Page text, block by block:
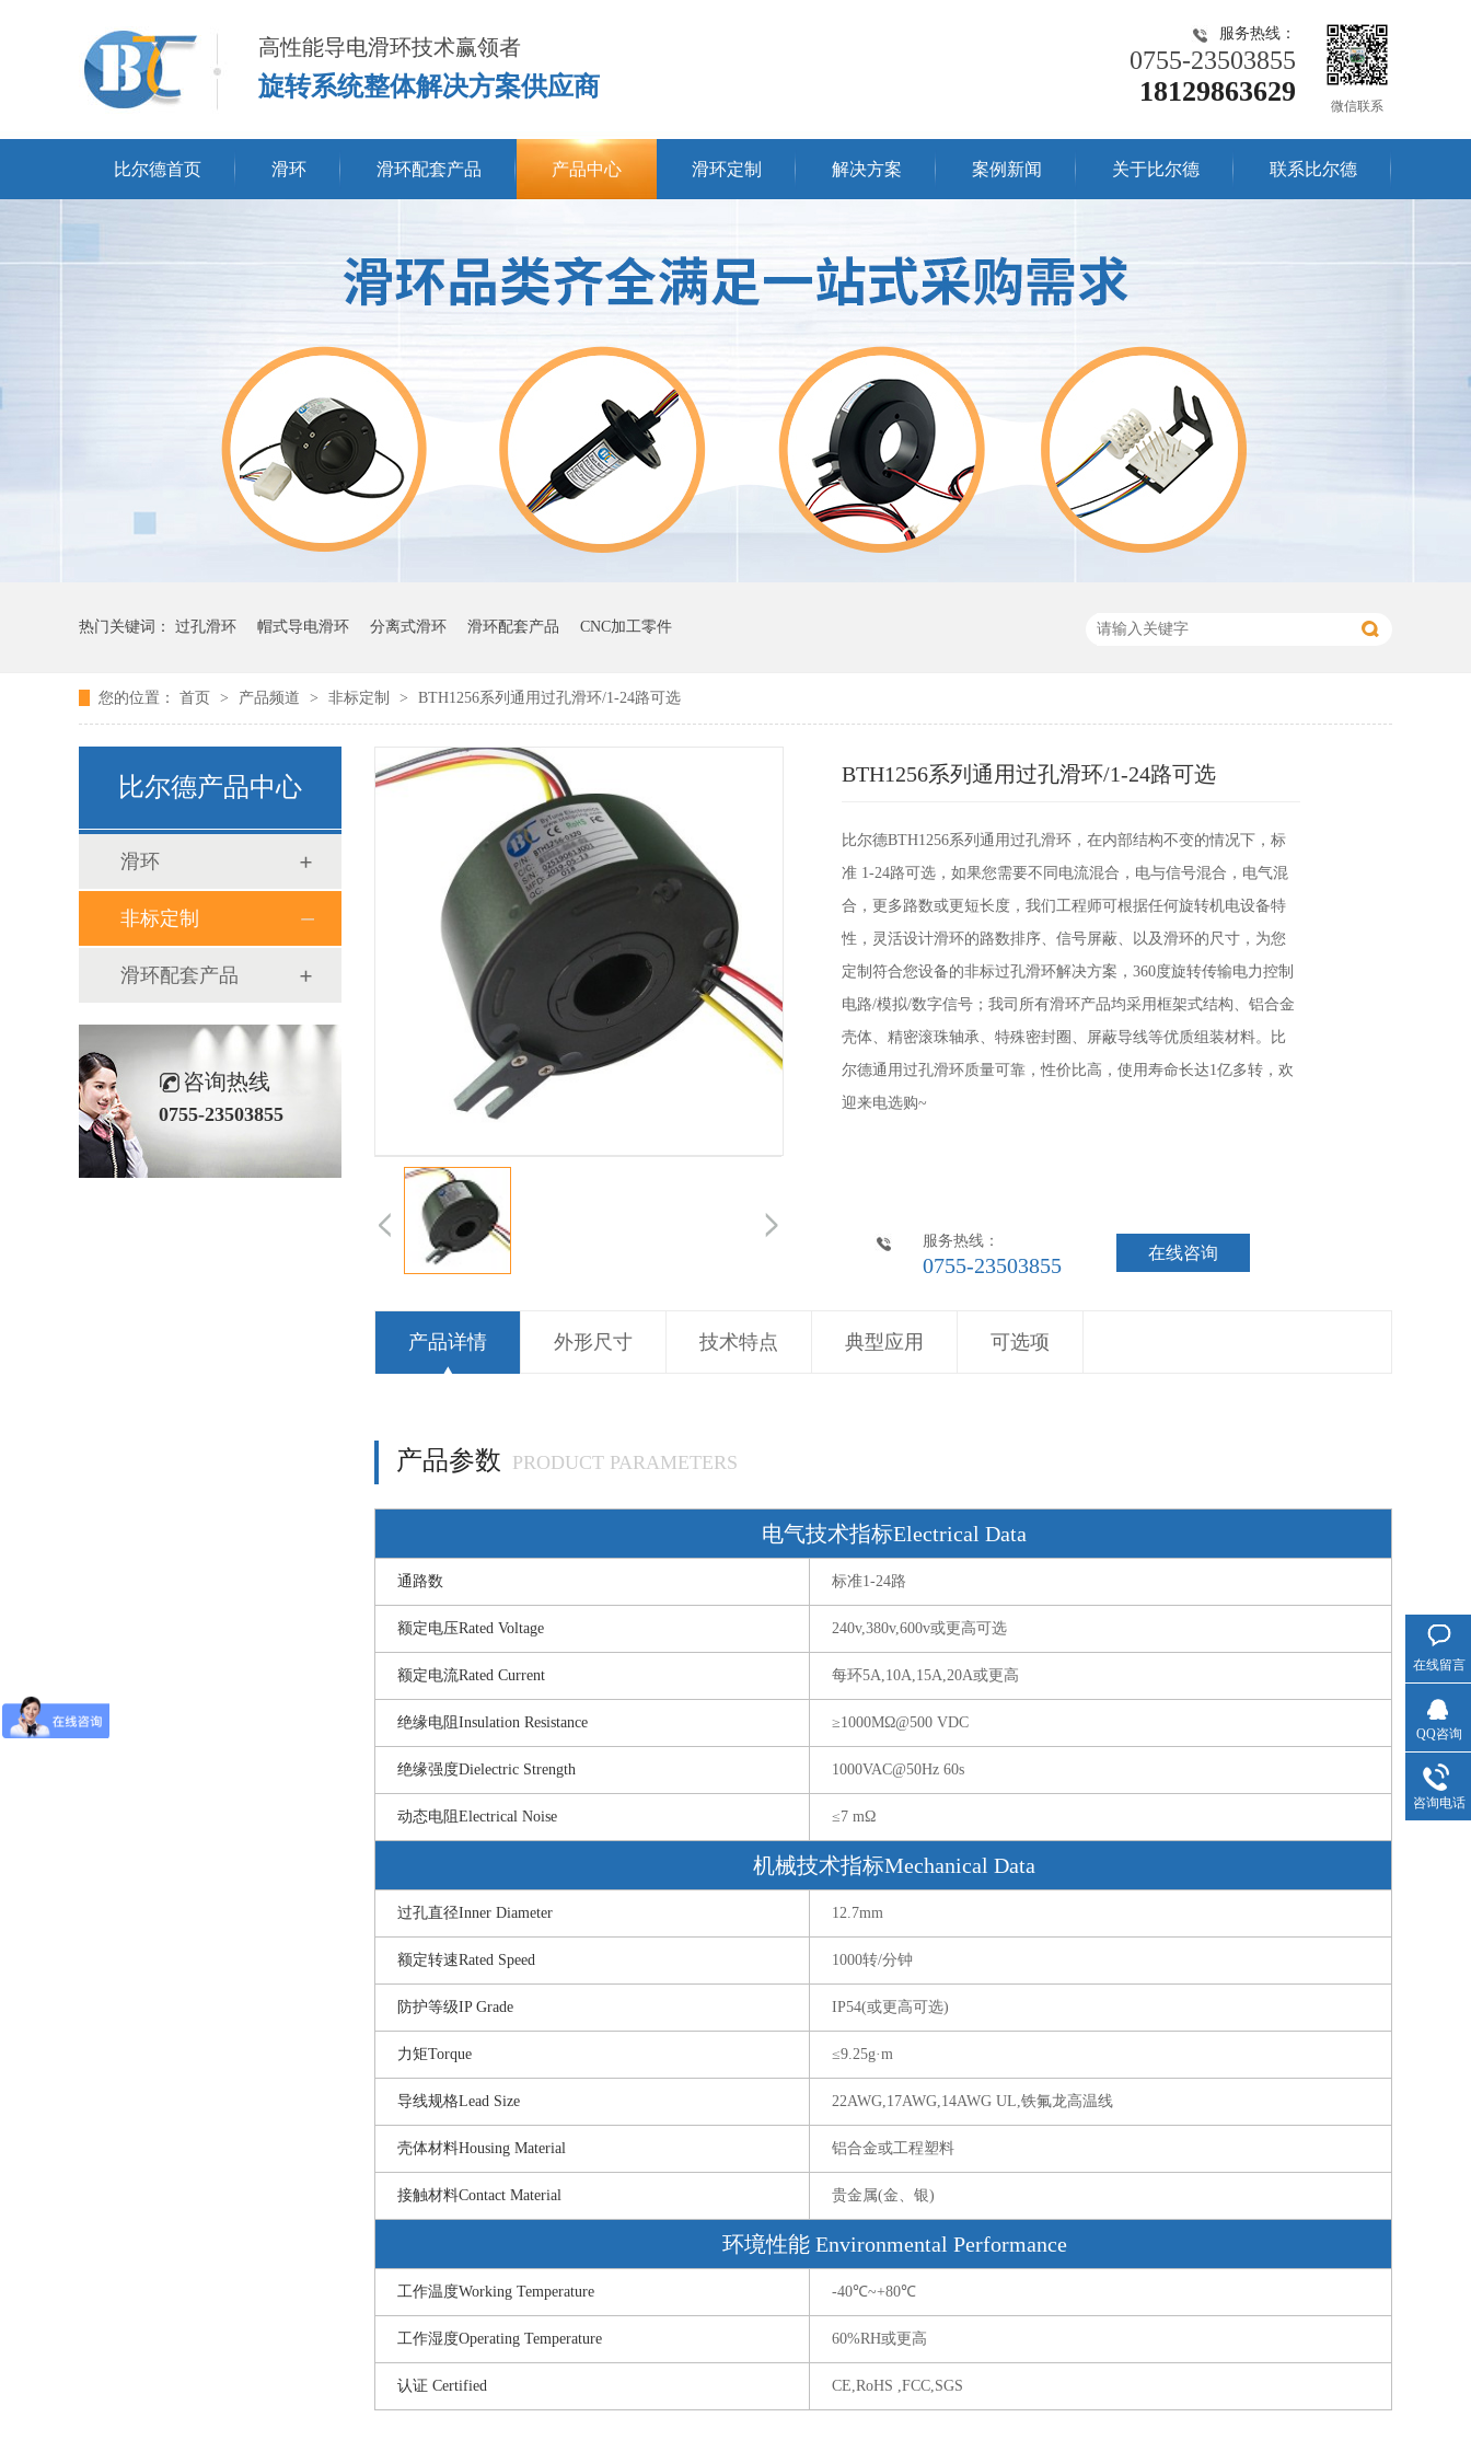
高性能导电滑环技术赢领者
旋转系统整体解决方案供应商
服务热线：
0755-23503855
18129863629 微信联系
比尔德首页 滑环 滑环配套产品 产品中心 滑环定制 解决方案 案例新闻 关于比尔德 联系比尔德
热门关键词： 过孔滑环 帽式导电滑环 分离式滑环 滑环配套产品 CNC加工零件
您的位置： 首页 > 产品频道 > 非标定制 > BTH1256系列通用过孔滑环/1-24路可选
比尔德产品中心
滑环
非标定制
滑环配套产品
咨询热线
0755-23503855
BTH1256系列通用过孔滑环/1-24路可选
比尔德BTH1256系列通用过孔滑环，在内部结构不变的情况下，标
准 1-24路可选，如果您需要不同电流混合，电与信号混合，电气混
合，更多路数或更短长度，我们工程师可根据任何旋转机电设备特
性，灵活设计滑环的路数排序、信号屏蔽、以及滑环的尺寸，为您
定制符合您设备的非标过孔滑环解决方案，360度旋转传输电力控制
电路/模拟/数字信号；我司所有滑环产品均采用框架式结构、铝合金
壳体、精密滚珠轴承、特殊密封圈、屏蔽导线等优质组装材料。比
尔德通用过孔滑环质量可靠，性价比高，使用寿命长达1亿多转，欢
迎来电选购~
服务热线：
0755-23503855
在线咨询
产品详情 外形尺寸 技术特点 典型应用 可选项
产品参数 PRODUCT PARAMETERS
电气技术指标Electrical Data
通路数 标准1-24路
额定电压Rated Voltage 240v,380v,600v或更高可选
额定电流Rated Current 每环5A,10A,15A,20A或更高
绝缘电阻Insulation Resistance ≥1000MΩ@500 VDC
绝缘强度Dielectric Strength 1000VAC@50Hz 60s
动态电阻Electrical Noise ≤7 mΩ
机械技术指标Mechanical Data
过孔直径Inner Diameter 12.7mm
额定转速Rated Speed 1000转/分钟
防护等级IP Grade IP54(或更高可选)
力矩Torque ≤9.25g·m
导线规格Lead Size 22AWG,17AWG,14AWG UL,铁氟龙高温线
壳体材料Housing Material 铝合金或工程塑料
接触材料Contact Material 贵金属(金、银)
环境性能 Environmental Performance
工作温度Working Temperature -40℃~+80℃
工作湿度Operating Temperature 60%RH或更高
认证 Certified CE,RoHS ,FCC,SGS
在线留言
QQ咨询
咨询电话